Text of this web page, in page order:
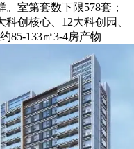
室第套数下限578套；
创核心、12大科创园、
85-133㎡3-4房产物